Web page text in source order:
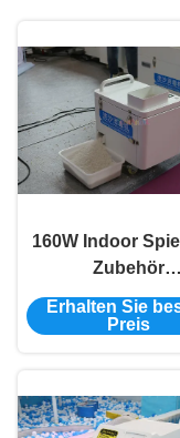
160W Indoor
Zubehör
Erhalten Sie
Preis